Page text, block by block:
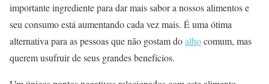
importante ingrediente para dar mais sabor a nossos alimentos e
seu consumo está aumentando cada vez mais. É uma ótima
alternativa para as pessoas que não gostam doalhocomum, mas
querem usufruir de seus grandes benefícios.